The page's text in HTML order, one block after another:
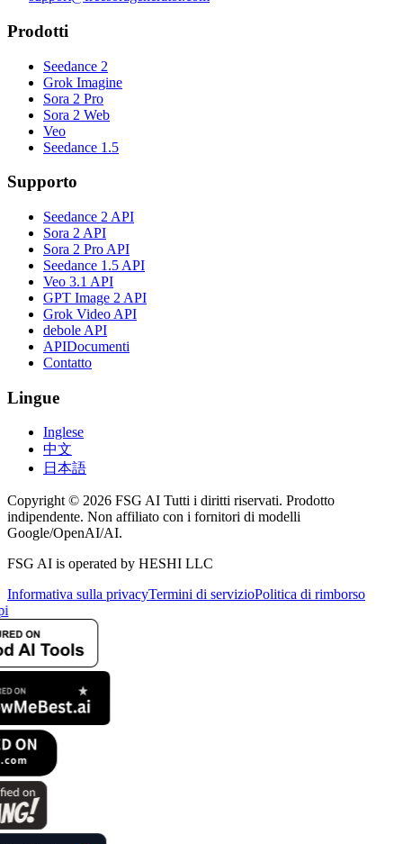
Prodotti
Seedance 2
Grok Imagine
Sora 2 Pro
Sora 2 Web
Veo
Seedance 1.5
Supporto
Seedance 2 API
Sora 2 API
Sora 2 Pro API
Seedance 1.5 API
Veo 3.1 API
GPT Image 2 API
Grok Video API
debole API
APIDocumenti
Contatto
Lingue
Inglese
中文
日本語
Copyright © 2026 FSG AI Tutti i diritti riservati. Prodotto
indipendente. Non affiliato con i fornitori di modelli
Google/OpenAI/AI.
FSG AI is operated by HESHI LLC
Informativa sulla privacyTermini di servizioPolitica di rimborso